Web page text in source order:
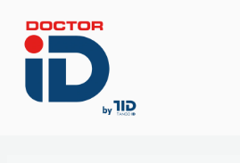
contenido